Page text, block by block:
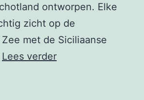
ontworpen. Elke
zicht op de
met de Siciliaanse
Lees verderVerdura